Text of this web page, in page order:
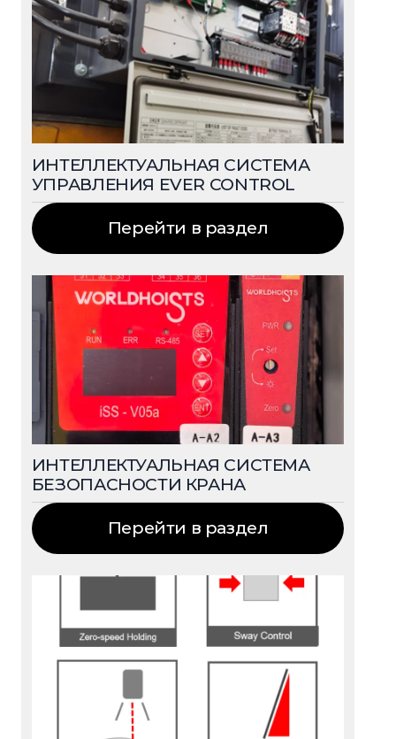
ИНТЕЛЛЕКТУАЛЬНАЯ СИСТЕМА
УПРАВЛЕНИЯ EVER CONTROL
Перейти в раздел
ИНТЕЛЛЕКТУАЛЬНАЯ СИСТЕМА
БЕЗОПАСНОСТИ КРАНА
Перейти в раздел